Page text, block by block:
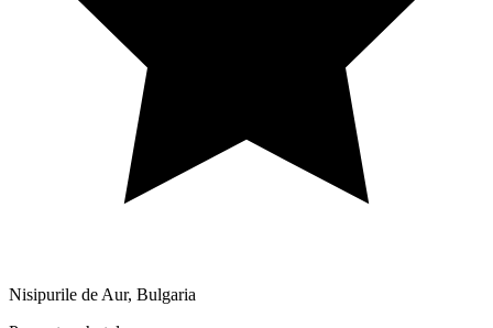
Nisipurile de Aur, Bulgaria